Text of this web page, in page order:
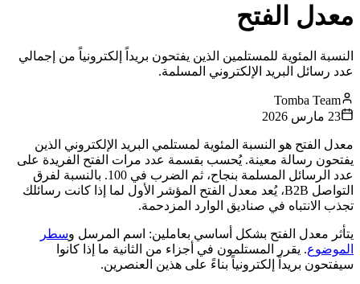
معدل الفتح
النسبة المئوية للمستلمين الذين يفتحون بريداً إلكترونياً من إجمالي
عدد رسائل البريد الإلكتروني المسلمة.
Tomba Team
23 مارس 2026
معدل الفتح هو النسبة المئوية لمستلمي البريد الإلكتروني الذين
يفتحون رسالة معينة. يُحسب بقسمة عدد مرات الفتح الفريدة على
عدد الرسائل المسلمة بنجاح، ثم الضرب في 100. بالنسبة لفرق
التواصل B2B، يُعد معدل الفتح المؤشر الأول لما إذا كانت رسائلك
تجذب الانتباه في صناديق الوارد المزدحمة.
يتأثر معدل الفتح بشكل أساسي بعاملين: اسم المرسل وسطر
الموضوع. يقرر المستلمون في أجزاء من الثانية ما إذا كانوا
سيفتحون بريداً إلكترونياً بناءً على هذين العنصرين.